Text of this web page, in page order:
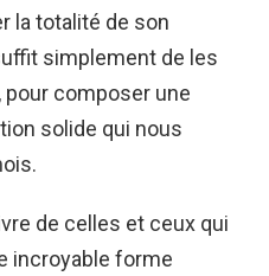
la totalité de son
simplement de les
pour composer une
solide qui nous
de celles et ceux qui
incroyable forme